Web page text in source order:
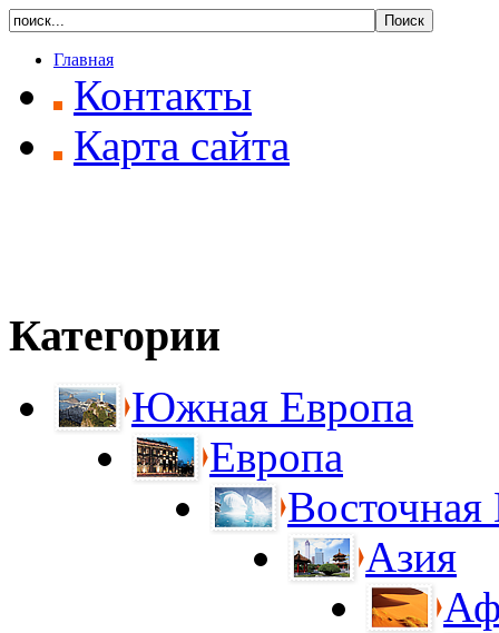
Главная
Контакты
Карта сайта
Категории
Южная Европа
Европа
Восточная
Азия